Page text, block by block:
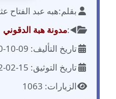
مدونة احمد الحسيني
عاملة
مدونة احمد زكريا
عاملة
مدونة أحمد زيدان
بقلم:هبه عبد الفتاح
◀️:مدونة هبة الدقوني
تاريخ التأليف: 09-10-2010
تاريخ التوثيق: 15-02-2022
الزيارات: 1063